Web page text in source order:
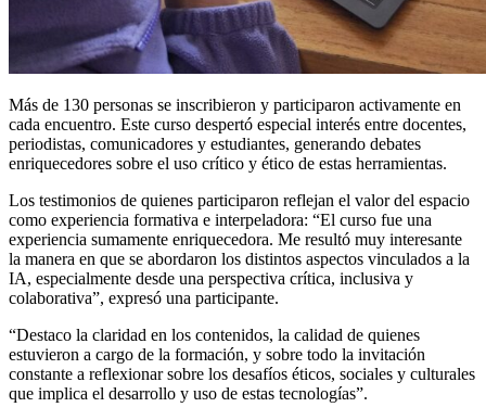
Más de 130 personas se inscribieron y participaron activamente en
cada encuentro. Este curso despertó especial interés entre docentes,
periodistas, comunicadores y estudiantes, generando debates
enriquecedores sobre el uso crítico y ético de estas herramientas.
Los testimonios de quienes participaron reflejan el valor del espacio
como experiencia formativa e interpeladora: “El curso fue una
experiencia sumamente enriquecedora. Me resultó muy interesante
la manera en que se abordaron los distintos aspectos vinculados a la
IA, especialmente desde una perspectiva crítica, inclusiva y
colaborativa”, expresó una participante.
“Destaco la claridad en los contenidos, la calidad de quienes
estuvieron a cargo de la formación, y sobre todo la invitación
constante a reflexionar sobre los desafíos éticos, sociales y culturales
que implica el desarrollo y uso de estas tecnologías”.